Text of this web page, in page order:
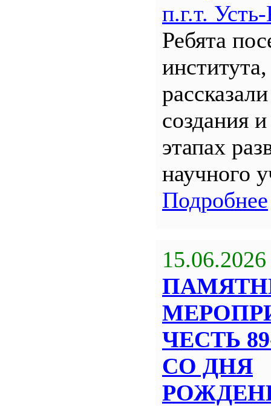
п.г.т.
Ребята
создания
этапах
научного
Подробнее
15.06.2026
ЧЕСТЬ
СО ДНЯ